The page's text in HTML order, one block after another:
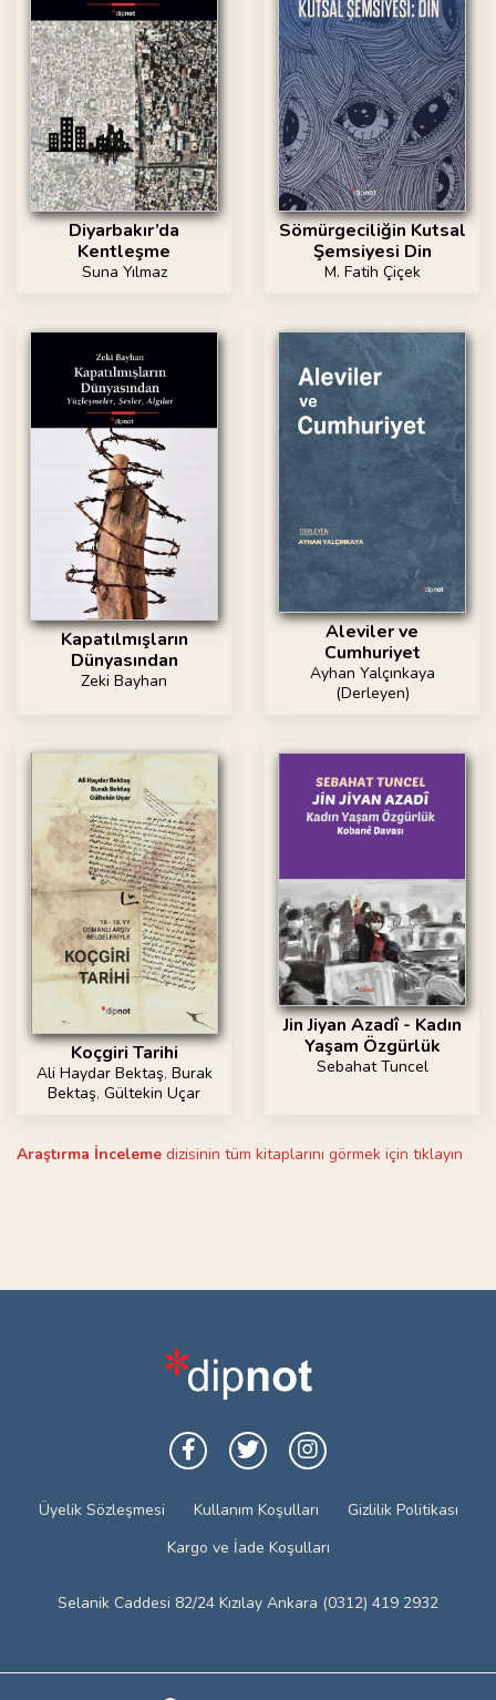
Diyarbakır’da
Kentleşme
Suna Yılmaz
Sömürgeciliğin Kutsal
Şemsiyesi Din
M. Fatih Çiçek
Kapatılmışların
Dünyasından
Zeki Bayhan
Aleviler ve
Cumhuriyet
Ayhan Yalçınkaya
(Derleyen)
Koçgiri Tarihi
Ali Haydar Bektaş, Burak
Bektaş, Gültekin Uçar
Jin Jiyan Azadî - Kadın
Yaşam Özgürlük
Sebahat Tuncel
Araştırma İnceleme dizisinin tüm kitaplarını görmek için tıklayın
Üyelik Sözleşmesi Kullanım Koşulları
Gizlilik Politikası
Kargo ve İade Koşulları
Selanik Caddesi 82/24 Kızılay Ankara (0312) 419 2932